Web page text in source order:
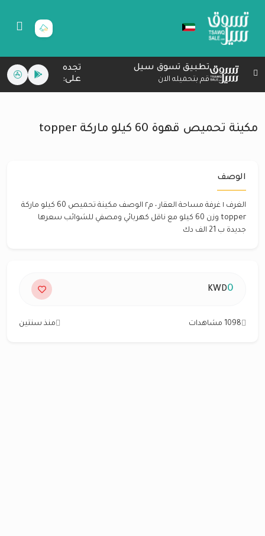
تطبيق تسوق سيل
قم بتحميله الان
تجده
على:
مكينة تحميص قهوة 60 كيلو ماركة topper
الوصف
الغرف ١ غرفة مساحة العقار ٠ م٢ الوصف مكينة تحميص 60 كيلو ماركة
topper وزن 60 كيلو مع ناقل كهربائي ومصفي للشوائب سعرها
جديدة ب 21 الف دك
0
KWD
1098 مشاهدات منذ سنتين